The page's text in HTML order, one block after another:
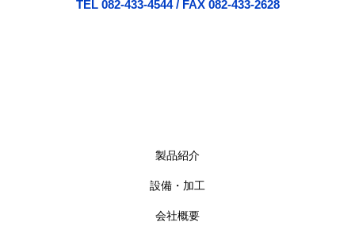
TEL 082-433-4544 / FAX 082-433-2628
製品紹介
設備・加工
会社概要